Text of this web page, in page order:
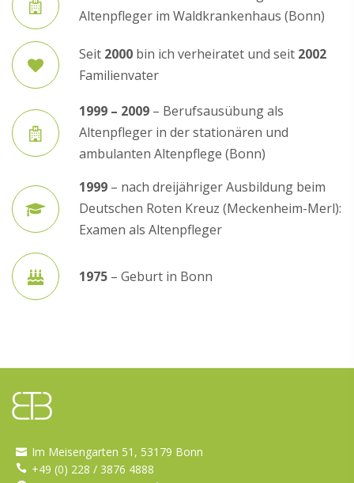
Altenpfleger im Waldkrankenhaus (Bonn)
Seit 2000 bin ich verheiratet und seit 2002
Familienvater
1999 – 2009 – Berufsausübung als
Altenpfleger in der stationären und
ambulanten Altenpflege (Bonn)
1999 – nach dreijähriger Ausbildung beim
Deutschen Roten Kreuz (Meckenheim-Merl):
Examen als Altenpfleger
1975 – Geburt in Bonn
Im Meisengarten 51, 53179 Bonn
+49 (0) 228 / 3876 4888